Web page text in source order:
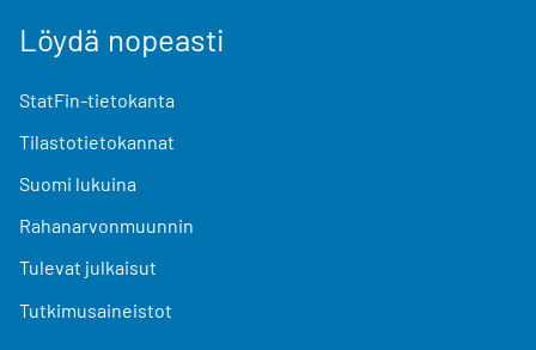
Löydä nopeasti
StatFin-tietokanta
Tilastotietokannat
Suomi lukuina
Rahanarvonmuunnin
Tulevat julkaisut
Tutkimusaineistot